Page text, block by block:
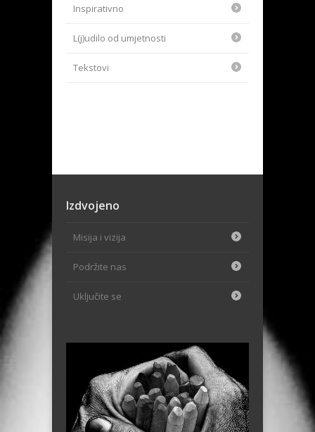
Inspirativno
L(j)udilo od umjetnosti
Tekstovi
Izdvojeno
Misija i vizija
Podržite nas
Uključite se